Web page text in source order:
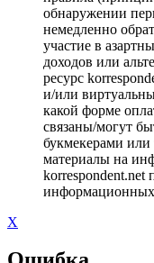
обнаружении
немедленно
участие в
доходов или
ресурс
и/или
какой форме
связаны/могут
букмекерами или
материалы на
korrespondent.net
информационных
X